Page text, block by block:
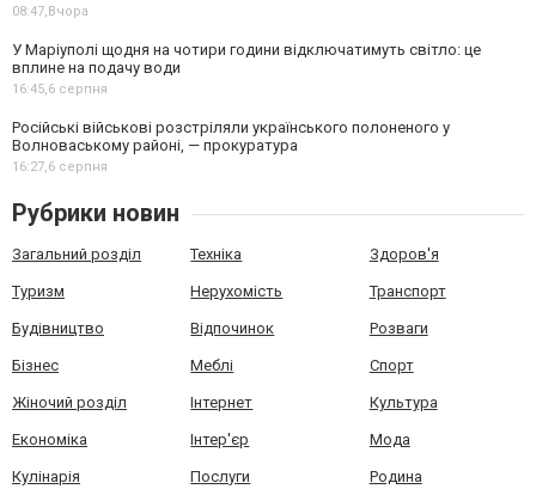
08:47,Вчора
У Маріуполі щодня на чотири години відключатимуть світло: це
вплине на подачу води
16:45,6 серпня
Російські військові розстріляли українського полоненого у
Волноваському районі, — прокуратура
16:27,6 серпня
Рубрики новин
Загальний розділ Техніка Здоров'я
Туризм Нерухомість Транспорт
Будівництво Відпочинок Розваги
Бізнес Меблі Спорт
Жіночий розділ Інтернет Культура
Економіка Інтер'єр Мода
Кулінарія Послуги Родина